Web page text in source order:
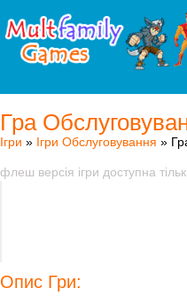
Гра
Ігри » Ігри Обслуговування »
флеш версія ігри доступна
Опис Гри: